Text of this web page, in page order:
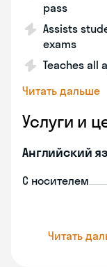
pass
Assists
exams
Teaches all
Читать дальше
Услуги и
Английский
С носителем
Читать